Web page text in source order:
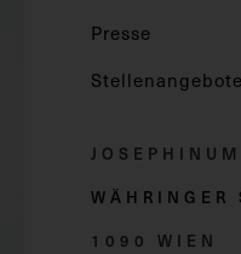
Presse
Stellenangebote
JOSEPHINUM
WÄHRINGER
1090 WIEN